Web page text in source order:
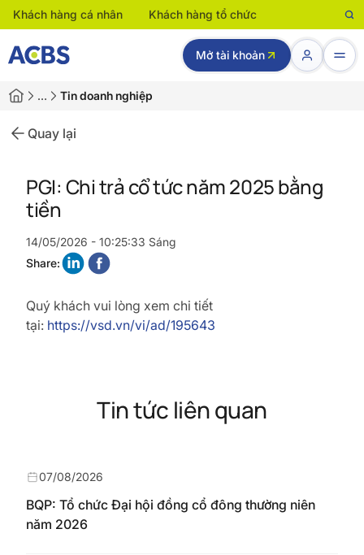
Khách hàng cá nhân Khách hàng tổ chức
Mở tài khoản
… Tin doanh nghiệp
Quay lại
PGI: Chi trả cổ tức năm 2025 bằng
tiền
14/05/2026 - 10:25:33 Sáng
Share:
Quý khách vui lòng xem chi tiết
tại: https://vsd.vn/vi/ad/195643
Tin tức liên quan
BQP: Tổ chức Đại hội đồng cổ đông thường niên
năm 2026
07/08/2026